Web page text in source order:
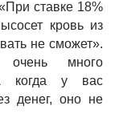
ставке 18%
кровь из
не сможет».
много
А когда у вас
денег, оно не